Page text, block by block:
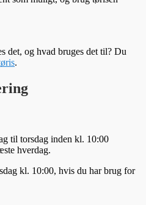
det, og hvad bruges det til? Du
.
til torsdag inden kl. 10:00
hverdag.
kl. 10:00, hvis du har brug for